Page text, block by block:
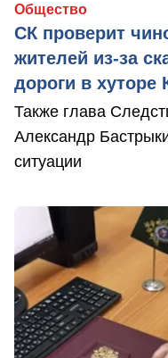
Общество
СК проверит
жителей из-за
дороги в
Также глава
Александр
ситуации